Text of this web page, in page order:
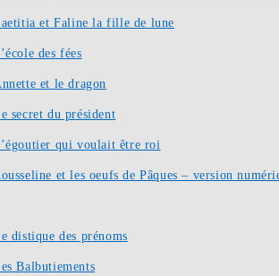
et Faline la fille de lune
des fées
et le dragon
secret du président
qui voulait être roi
et les oeufs de Pâques – version
distique des prénoms
Balbutiements